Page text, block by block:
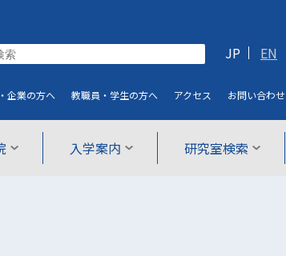
入学案内 研究室検索
JP EN
企業の方へ 教職員・学生の方へ アクセス お問い合わせ